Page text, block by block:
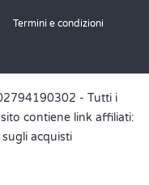
classica pasta frolla ☺️
Termini e condizioni
- Tutti i
contiene link affiliati:
acquisti